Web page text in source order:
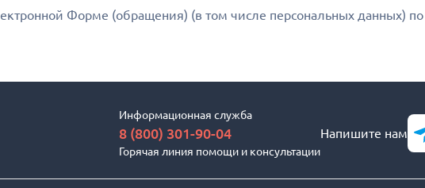
Форме (обращения) (в том числе персональных данных)
Информационная служба
8 (800) 301-90-04
Горячая линия помощи и консультации
Напишите нам